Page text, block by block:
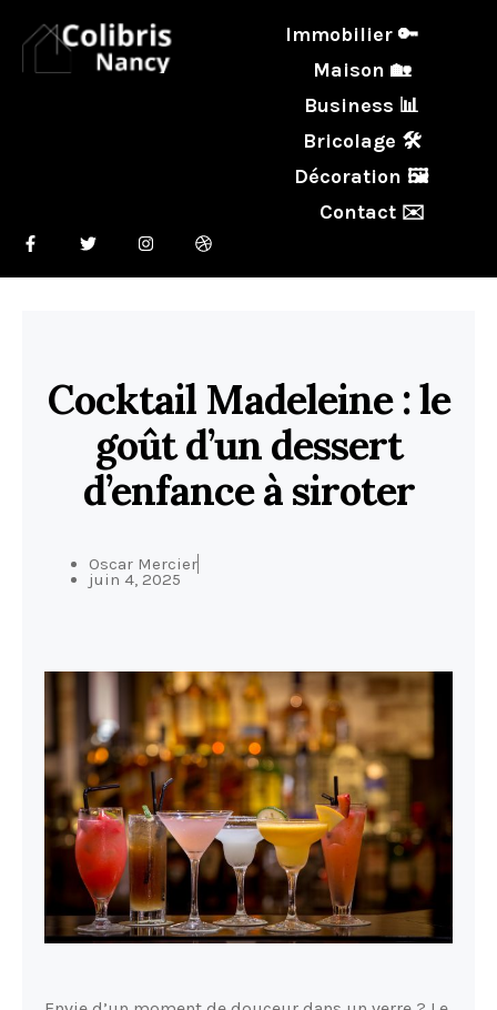
Immobilier 🔑
Maison 🏡
Business 📊
Bricolage 🛠️
Décoration 🖼️
Contact ✉️
Cocktail Madeleine : le
goût d’un dessert
d’enfance à siroter
Oscar Mercier
juin 4, 2025